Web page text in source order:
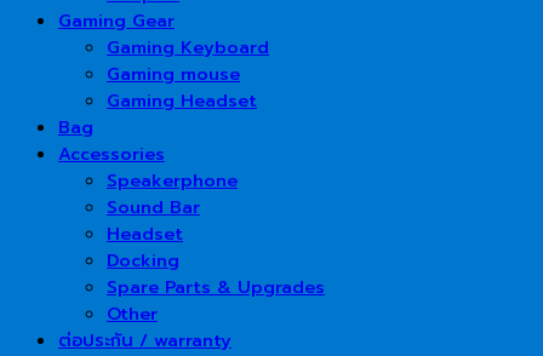
Gaming Gear
Gaming Keyboard
Gaming mouse
Gaming Headset
Bag
Accessories
Speakerphone
Sound Bar
Headset
Docking
Spare Parts & Upgrades
Other
ต่อประกัน / warranty